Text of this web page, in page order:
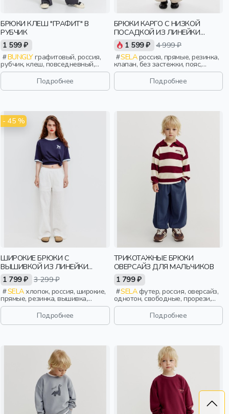
БРЮКИ КЛЕШ "ГРАФИТ" В
РУБЧИК
1 599 ₽
BUNGLYграфитовый, россия,
рубчик, клеш, повседневный,
актив, девочки, малыши,
дошкольники, дети
Подробнее
БРЮКИ КАРГО С НИЗКОЙ
ПОСАДКОЙ ИЗ ЛИНЕЙКИ
YOUNG
1 599 ₽ 4 999 ₽
SELAроссия, прямые, резинка,
клапан, без застежки, пояс,
девочки, старшеклассники, дети
Подробнее
- 45 %
ШИРОКИЕ БРЮКИ С
ВЫШИВКОЙ ИЗ ЛИНЕЙКИ
YOUNG
1 799 ₽ 3 299 ₽
SELAхлопок, россия, широкие,
прямые, резинка, вышивка,
кулиска, пояс, эластичные,
перфорация, девочки,
старшеклассники, дети
Подробнее
ТРИКОТАЖНЫЕ БРЮКИ
ОВЕРСАЙЗ ДЛЯ МАЛЬЧИКОВ
1 799 ₽
SELAфутер, россия, оверсайз,
однотон, свободные, прорези,
кулиска, пояс, эластичные,
мальчики, детиПодробнее